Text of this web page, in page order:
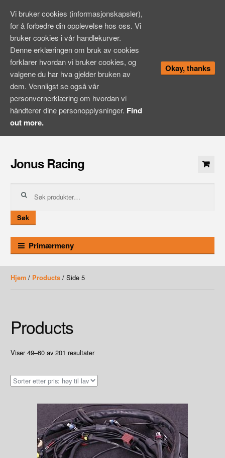
innhold
Jonus Racing
etter:
Søk
Primærmeny
Hjem/ Products/ Side 5
Products
Viser 49–60 av 201 resultaterSortet
Høy
lav
Vi bruker cookies (informasjonskapsler),
for å forbedre din opplevelse hos oss. Vi
bruker cookies i vår handlekurver.
Denne erklæringen om bruk av cookies
forklarer hvordan vi bruker cookies, og
valgene du har hva gjelder bruken av
dem. Vennligst se også vår
personvernerklæring om hvordan vi
håndterer dine personopplysninger. Find
out more.
Okay, thanks